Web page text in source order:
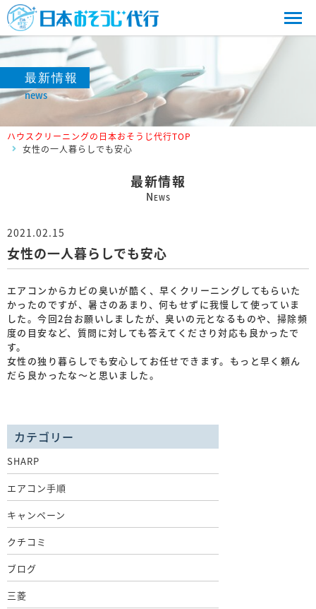
最新情報
news
ハウスクリーニングの日本おそうじ代行TOP
女性の一人暮らしでも安心
最新情報
N EWS
2021.02.15
女性の一人暮らしでも安心
エアコンからカビの臭いが酷く、早くクリーニングしてもらいた
かったのですが、暑さのあまり、何もせずに我慢して使っていま
した。今回2台お願いしましたが、臭いの元となるものや、掃除頻
度の目安など、質問に対しても答えてくださり対応も良かったで
す。
女性の独り暮らしでも安心してお任せできます。もっと早く頼ん
だら良かったな〜と思いました。
カテゴリー
SHARP
エアコン手順
キャンペーン
クチコミ
ブログ
三菱